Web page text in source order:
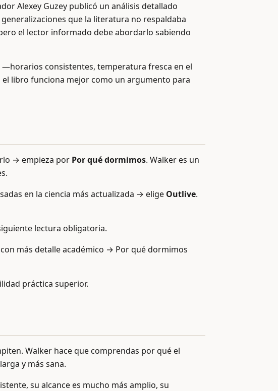
Alexey Guzey publicó un análisis detallado
que la literatura no respaldaba
el lector informado debe abordarlo sabiendo
consistentes, temperatura fresca en el
libro funciona mejor como un argumento para
→ empieza por Por qué dormimos. Walker es un
en la ciencia más actualizada → elige Outlive.
lectura obligatoria.
más detalle académico → Por qué dormimos
práctica superior.
Walker hace que comprendas por qué el
y más sana.
su alcance es mucho más amplio, su